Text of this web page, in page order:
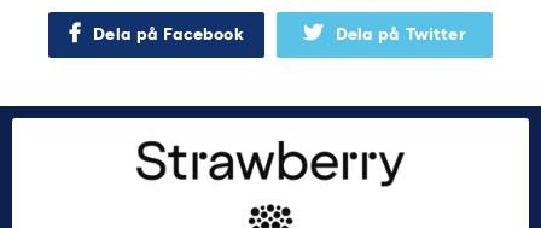
Dela på Facebook Dela på Twitter